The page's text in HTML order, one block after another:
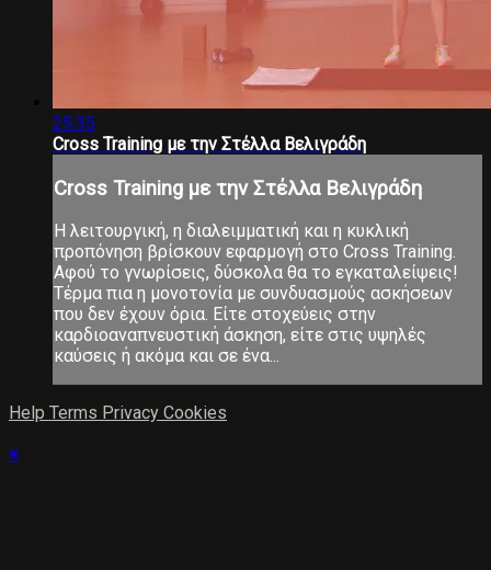
25:35
Cross Training με την Στέλλα Βελιγράδη
Cross Training με την Στέλλα Βελιγράδη
Η λειτουργική, η διαλειμματική και η κυκλική
προπόνηση βρίσκουν εφαρμογή στο Cross Training.
Αφού το γνωρίσεις, δύσκολα θα το εγκαταλείψεις!
Τέρμα πια η μονοτονία με συνδυασμούς ασκήσεων
που δεν έχουν όρια. Είτε στοχεύεις στην
καρδιοαναπνευστική άσκηση, είτε στις υψηλές
καύσεις ή ακόμα και σε ένα...
Help Terms Privacy Cookies
×